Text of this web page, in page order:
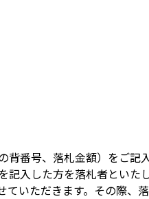
番号、落札金額）をご記
入した方を落札者といた
いただきます。その際、